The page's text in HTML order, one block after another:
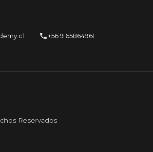
+56 9 65864961
Reservados